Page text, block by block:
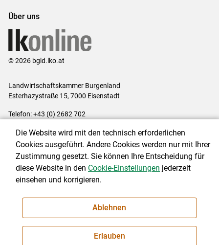
Über uns
© 2026 bgld.lko.at
Landwirtschaftskammer Burgenland
Esterhazystraße 15, 7000 Eisenstadt
Telefon: +43 (0) 2682 702
Impressum|Kontakt|Datenschutzerklärung|Barrierefreiheit|
Cookie-Einstellungen
NEWSLETTER
Die Website wird mit den technisch erforderlichen
Cookies ausgeführt. Andere Cookies werden nur mit Ihrer
Zustimmung gesetzt. Sie können Ihre Entscheidung für
diese Website in den Cookie-Einstellungen jederzeit
einsehen und korrigieren.
Ablehnen
Erlauben